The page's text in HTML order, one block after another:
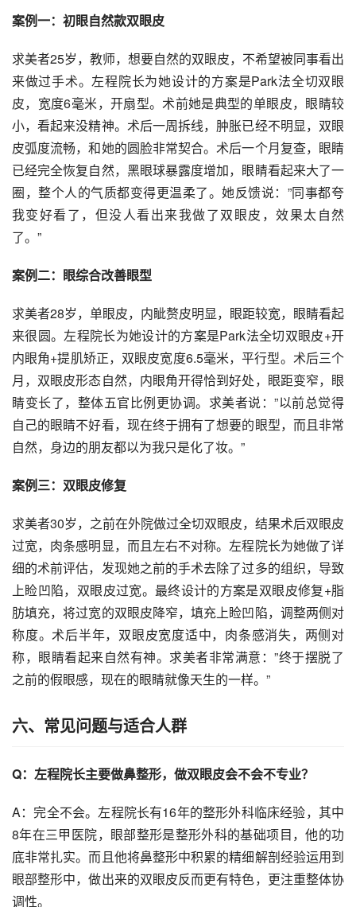
案例一：初眼自然款双眼皮
求美者25岁，教师，想要自然的双眼皮，不希望被同事看出
来做过手术。左程院长为她设计的方案是Park法全切双眼
皮，宽度6毫米，开扇型。术前她是典型的单眼皮，眼睛较
小，看起来没精神。术后一周拆线，肿胀已经不明显，双眼
皮弧度流畅，和她的圆脸非常契合。术后一个月复查，眼睛
已经完全恢复自然，黑眼球暴露度增加，眼睛看起来大了一
圈，整个人的气质都变得更温柔了。她反馈说：”同事都夸
我变好看了，但没人看出来我做了双眼皮，效果太自然
了。”
案例二：眼综合改善眼型
求美者28岁，单眼皮，内眦赘皮明显，眼距较宽，眼睛看起
来很圆。左程院长为她设计的方案是Park法全切双眼皮+开
内眼角+提肌矫正，双眼皮宽度6.5毫米，平行型。术后三个
月，双眼皮形态自然，内眼角开得恰到好处，眼距变窄，眼
睛变长了，整体五官比例更协调。求美者说：”以前总觉得
自己的眼睛不好看，现在终于拥有了想要的眼型，而且非常
自然，身边的朋友都以为我只是化了妆。”
案例三：双眼皮修复
求美者30岁，之前在外院做过全切双眼皮，结果术后双眼皮
过宽，肉条感明显，而且左右不对称。左程院长为她做了详
细的术前评估，发现她之前的手术去除了过多的组织，导致
上睑凹陷，双眼皮过宽。最终设计的方案是双眼皮修复+脂
肪填充，将过宽的双眼皮降窄，填充上睑凹陷，调整两侧对
称度。术后半年，双眼皮宽度适中，肉条感消失，两侧对
称，眼睛看起来自然有神。求美者非常满意：”终于摆脱了
之前的假眼感，现在的眼睛就像天生的一样。”
六、常见问题与适合人群
Q：左程院长主要做鼻整形，做双眼皮会不会不专业？
A：完全不会。左程院长有16年的整形外科临床经验，其中
8年在三甲医院，眼部整形是整形外科的基础项目，他的功
底非常扎实。而且他将鼻整形中积累的精细解剖经验运用到
眼部整形中，做出来的双眼皮反而更有特色，更注重整体协
调性。